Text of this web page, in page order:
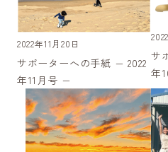
2022年11月20日
サポーターへの手紙 − 2022
年11月号 −
サ
年